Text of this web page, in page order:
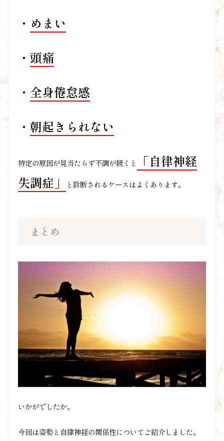
・ めまい
・ 頭痛
・ 全身倦怠感
・ 朝起きられない
特定の原因が見当たらず不調が続くと
「自律神経
失調症」
と診断されるケースはよくあります。
まとめ
いかがでしたか。
今回は姿勢と自律神経の関係性についてご紹介しました。